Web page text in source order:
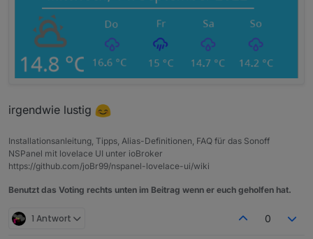
irgendwie lustig
Installationsanleitung, Tipps, Alias-Definitionen, FAQ für das Sonoff
NSPanel mit lovelace UI unter ioBroker
https://github.com/joBr99/nspanel-lovelace-ui/wiki
Benutzt das Voting rechts unten im Beitrag wenn er euch geholfen hat.
1 Antwort 0